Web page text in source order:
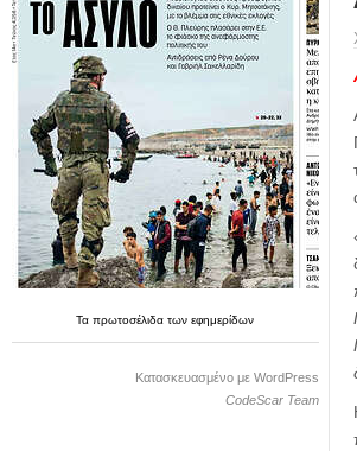
Ταπρωτοσέλιδατωνεφημερίδων
Κατασκευασμένο με WordPress
CodeScar Team